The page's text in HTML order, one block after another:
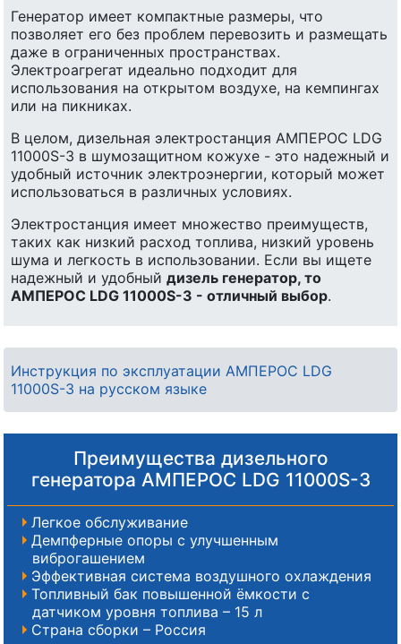
Генератор имеет компактные размеры, что
позволяет его без проблем перевозить и размещать
даже в ограниченных пространствах.
Электроагрегат идеально подходит для
использования на открытом воздухе, на кемпингах
или на пикниках.
В целом, дизельная электростанция АМПЕРОС LDG
11000S-3 в шумозащитном кожухе - это надежный и
удобный источник электроэнергии, который может
использоваться в различных условиях.
Электростанция имеет множество преимуществ,
таких как низкий расход топлива, низкий уровень
шума и легкость в использовании. Если вы ищете
надежный и удобный дизель генератор, то
АМПЕРОС LDG 11000S-3 - отличный выбор.
Инструкция по эксплуатации АМПЕРОС LDG
11000S-3 на русском языке
Преимущества дизельного
генератора АМПЕРОС LDG 11000S-3
Легкое обслуживание
Демпферные опоры с улучшенным
виброгашением
Эффективная система воздушного охлаждения
Топливный бак повышенной ёмкости с
датчиком уровня топлива – 15 л
Страна сборки – Россия